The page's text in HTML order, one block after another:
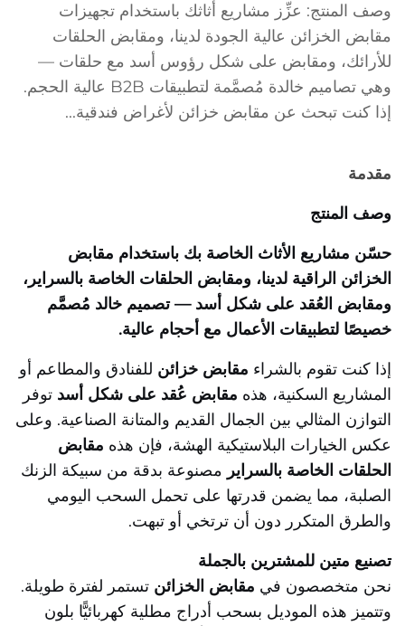
وصف المنتج: عزِّز مشاريع أثاثك باستخدام تجهيزات
مقابض الخزائن عالية الجودة لدينا، ومقابض الحلقات
للأرائك، ومقابض على شكل رؤوس أسد مع حلقات —
وهي تصاميم خالدة مُصمَّمة لتطبيقات B2B عالية الحجم.
إذا كنت تبحث عن مقابض خزائن لأغراض فندقية...
مقدمة
وصف المنتج
حسّن مشاريع الأثاث الخاصة بك باستخدام مقابض
الخزائن الراقية لدينا، ومقابض الحلقات الخاصة بالسراير،
ومقابض العُقد على شكل أسد — تصميم خالد مُصمَّم
خصيصًا لتطبيقات الأعمال مع أحجام عالية.
إذا كنت تقوم بالشراء مقابض خزائن للفنادق والمطاعم أو
المشاريع السكنية، هذه مقابض عُقد على شكل أسد توفر
التوازن المثالي بين الجمال القديم والمتانة الصناعية. وعلى
عكس الخيارات البلاستيكية الهشة، فإن هذه مقابض
الحلقات الخاصة بالسراير مصنوعة بدقة من سبيكة الزنك
الصلبة، مما يضمن قدرتها على تحمل السحب اليومي
والطرق المتكرر دون أن ترتخي أو تبهت.
تصنيع متين للمشترين بالجملة
نحن متخصصون في مقابض الخزائن تستمر لفترة طويلة.
وتتميز هذه الموديل بسحب أدراج مطلية كهربائيًّا بلون